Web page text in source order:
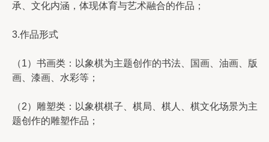
承、文化内涵，体现体育与艺术融合的作品；
3.作品形式
（1）书画类：以象棋为主题创作的书法、国画、油画、版
画、漆画、水彩等；
（2）雕塑类：以象棋棋子、棋局、棋人、棋文化场景为主
题创作的雕塑作品；